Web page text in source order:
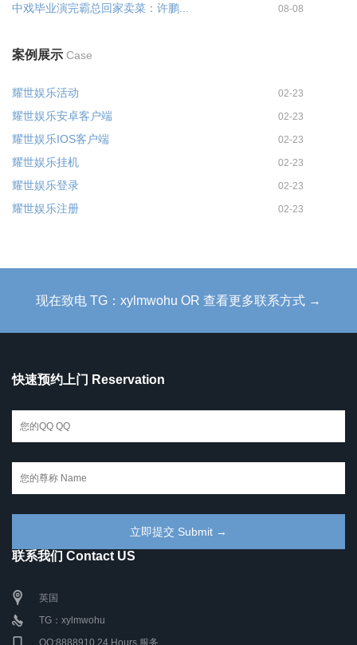
中戏毕业演完霸总回家卖菜：许鹏... 08-08
案例展示 Case
耀世娱乐活动 02-23
耀世娱乐安卓客户端 02-23
耀世娱乐IOS客户端 02-23
耀世娱乐挂机 02-23
耀世娱乐登录 02-23
耀世娱乐注册 02-23
现在致电 TG：xylmwohu OR 查看更多联系方式 →
快速预约上门 Reservation
联系我们 Contact US
英国
TG：xylmwohu
QQ:8888910 24 Hours 服务